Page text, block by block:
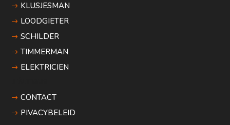
KLUSJESMAN
LOODGIETER
SCHILDER
TIMMERMAN
ELEKTRICIEN
CONTACT
PIVACYBELEID